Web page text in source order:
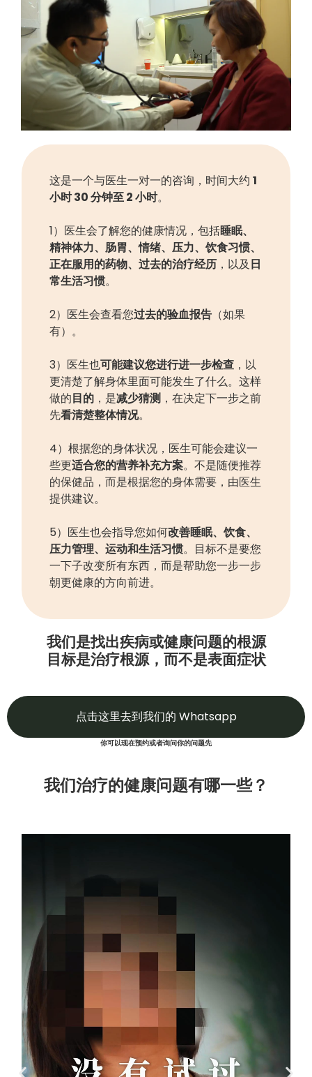
这是一个与医生一对一的咨询，时间大约1
小时 30 分钟至 2 小时。
1）医生会了解您的健康情况，包括睡眠、
精神体力、肠胃、情绪、压力、饮食习惯、
正在服用的药物、过去的治疗经历 ，以及日
常生活习惯。
2）医生会查看您过去的验血报告 （如果
有）。
3）医生也可能建议您进行进一步检查 ，以
更清楚了解身体里面可能发生了什么。这样
做的目的 ，是减少猜测 ，在决定下一步之前
先看清楚整体情况。
4）根据您的身体状况，医生可能会建议一
些更适合您的营养补充方案。不是随便推荐
的保健品，而是根据您的身体需要，由医生
提供建议。
5）医生也会指导您如何改善睡眠、饮食、
压力管理、运动和生活习惯。目标不是要您
一下子改变所有东西，而是帮助您一步一步
朝更健康的方向前进。
我们是找出疾病或健康问题的根源
目标是治疗根源，而不是表面症状
点击这里去到我们的 Whatsapp
你可以现在预约或者询问你的问题先
我们治疗的健康问题有哪一些？